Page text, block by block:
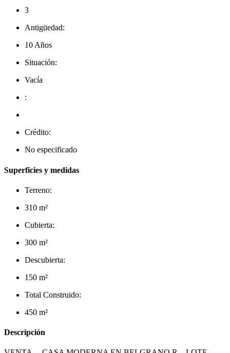
3
Antigüedad:
10 Años
Situación:
Vacía
:
Crédito:
No especificado
Superficies y medidas
Terreno:
310 m²
Cubierta:
300 m²
Descubierta:
150 m²
Total Construido:
450 m²
Descripción